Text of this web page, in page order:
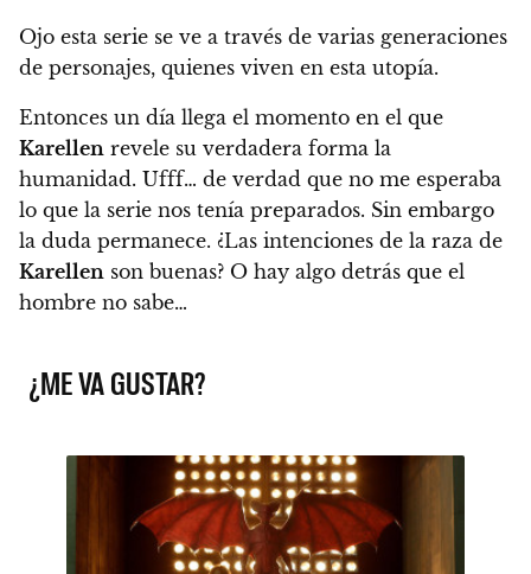
Ojo esta serie se ve a través de varias generaciones
de personajes, quienes viven en esta utopía.
Entonces un día llega el momento en el que
Karellen revele su verdadera forma la
humanidad. Ufff… de verdad que no me esperaba
lo que la serie nos tenía preparados. Sin embargo
la duda permanece. ¿Las intenciones de la raza de
Karellen son buenas? O hay algo detrás que el
hombre no sabe…
¿ME VA GUSTAR?